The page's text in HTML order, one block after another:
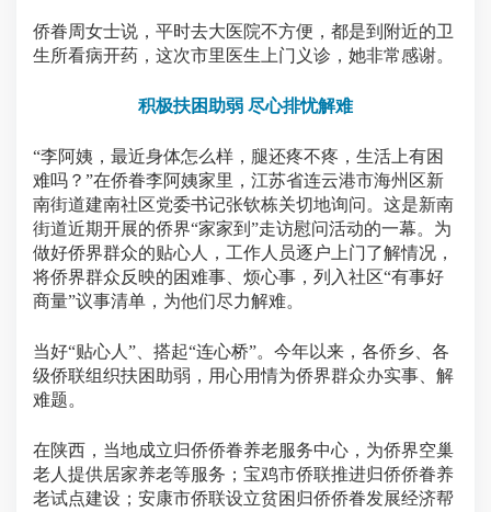
侨眷周女士说，平时去大医院不方便，都是到附近的卫
生所看病开药，这次市里医生上门义诊，她非常感谢。
积极扶困助弱 尽心排忧解难
“李阿姨，最近身体怎么样，腿还疼不疼，生活上有困
难吗？”在侨眷李阿姨家里，江苏省连云港市海州区新
南街道建南社区党委书记张钦栋关切地询问。这是新南
街道近期开展的侨界“家家到”走访慰问活动的一幕。为
做好侨界群众的贴心人，工作人员逐户上门了解情况，
将侨界群众反映的困难事、烦心事，列入社区“有事好
商量”议事清单，为他们尽力解难。
当好“贴心人”、搭起“连心桥”。今年以来，各侨乡、各
级侨联组织扶困助弱，用心用情为侨界群众办实事、解
难题。
在陕西，当地成立归侨侨眷养老服务中心，为侨界空巢
老人提供居家养老等服务；宝鸡市侨联推进归侨侨眷养
老试点建设；安康市侨联设立贫困归侨侨眷发展经济帮